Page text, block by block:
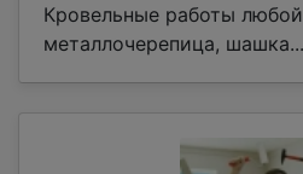
Кровельные работы
металлочерепица, шашка...